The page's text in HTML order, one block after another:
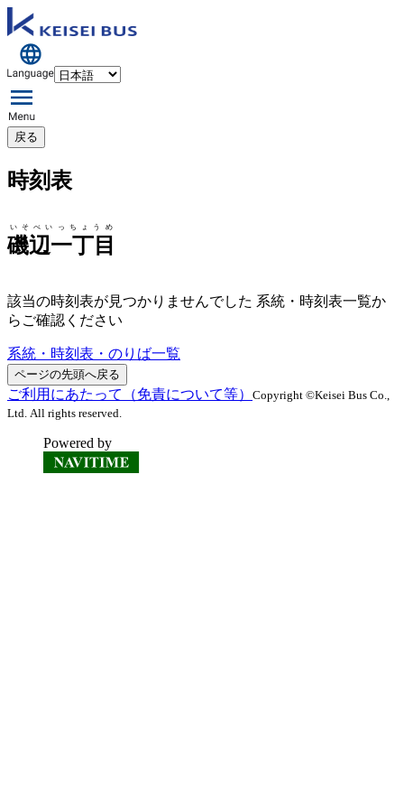
戻る
時刻表
磯辺一丁目
いそべいっちょうめ
該当の時刻表が見つかりませんでした 系統・時刻表一覧か
らご確認ください
系統・時刻表・のりば一覧
ページの先頭へ戻る
ご利用にあたって（免責について等） Copyright ©Keisei Bus Co.,
Ltd. All rights reserved.
Powered by